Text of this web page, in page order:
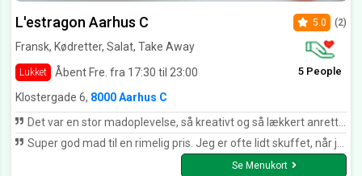
L'estragon Aarhus C
Fransk, Kødretter, Salat, Take Away
Lukket Åbent Fre. fra 17:30 til 23:00
5.0 (2)
5 People
Klostergade 6, 8000 Aarhus C
Det var en stor madoplevelse, så kreativt og så lækkert anrettet, kan anbefale til dem der sætter pris på kvalitet.
Super god mad til en rimelig pris. Jeg er ofte lidt skuffet, når jeg har spist ude. Her fik jeg mad, som jeg ikke slev ville kunne lave lige så lækkert. Jeg kan kun anbefale.
Se Menukort